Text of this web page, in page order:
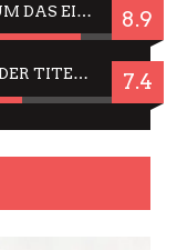
CÉSAR FÜR JIM CARREY? WARUM DAS EINER DER NERVIGSTEN ACTORS IST UND BLEIBT 8.9
JING JING: IN-THAI RÄUMT WIEDER TITEL AB – EIN ZWEI-STUNDEN-ERLEBNISBERICHT 7.4